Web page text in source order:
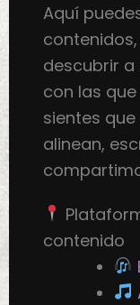
Aquí
descubrir
con las
sientes
alinean,
contenido